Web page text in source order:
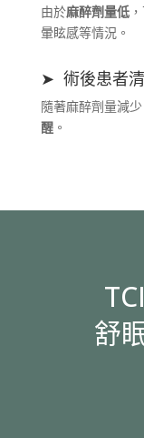
由於麻醉劑量低
暈眩感等情況。
➤ 術後患者
隨著麻醉劑量減
醒。
舒